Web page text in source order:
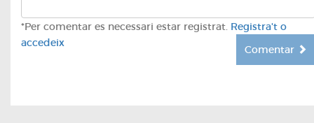
*Per comentar es necessari estar registrat. Registra't o
accedeix
Comentar